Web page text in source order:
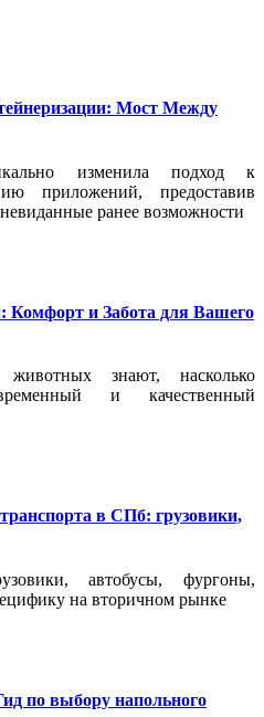
Мост Между
изменила подход к
приложений, предоставив
ранее возможности
Комфорт и Забота для Вашего
знают, насколько
и качественный
в СПб: грузовики,
автобусы, фургоны,
на вторичном рынке
по выбору напольного